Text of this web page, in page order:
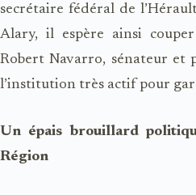
secrétaire fédéral de
Alary, il espère ainsi
Robert Navarro, sénateur et
l’institution très actif pour
Un épais brouillard
Région